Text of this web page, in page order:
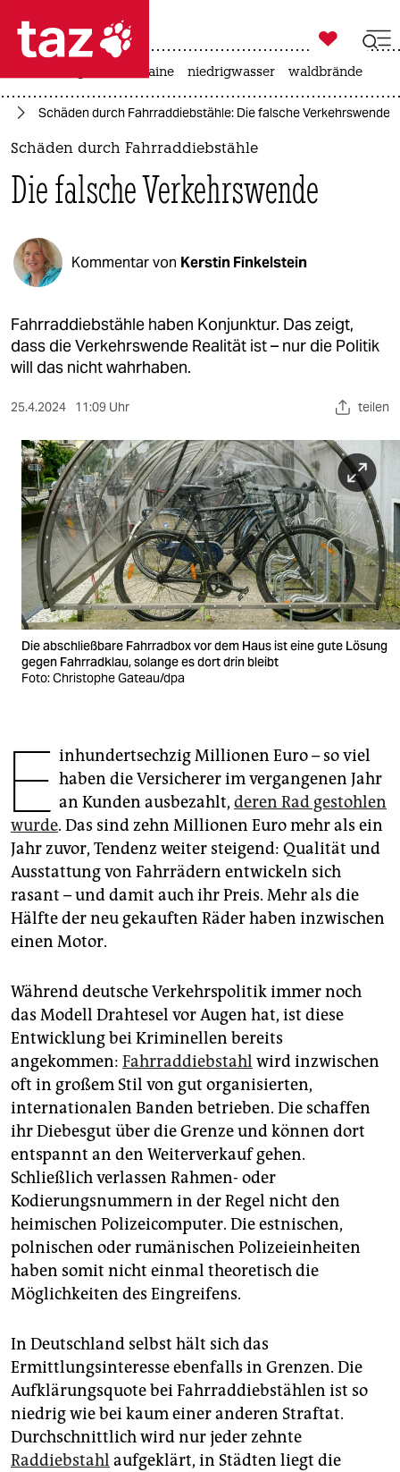
 taz zahl ich
taz zahl ich
politik
öko
gesellschaft
kultur
sport
berlin
nord
wahrheit
verlag
verlag
veranstaltungen
shop
fragen & hilfe
genossenschaft
epaper login

taz zahl ich
krieg in der ukraine niedrigwasser waldbrände
Schäden durch Fahrraddiebstähle: Die falsche Verkehrswende
Schäden durch Fahrraddiebstähle
Die falsche Verkehrswende
Kommentar von Kerstin Finkelstein
Fahrraddiebstähle haben Konjunktur. Das zeigt,
dass die Verkehrswende Realität ist – nur die Politik
will das nicht wahrhaben.
25.4.2024 11:09 Uhr teilen
Die abschließbare Fahrradbox vor dem Haus ist eine gute Lösung
gegen Fahrradklau, solange es dort drin bleibt
Foto: Christophe Gateau/dpa
E inhundertsechzig Millionen Euro – so viel
haben die Versicherer im vergangenen Jahr
an Kunden ausbezahlt, deren Rad gestohlen
wurde. Das sind zehn Millionen Euro mehr als ein
Jahr zuvor, Tendenz weiter steigend: Qualität und
Ausstattung von Fahrrädern entwickeln sich
rasant – und damit auch ihr Preis. Mehr als die
Hälfte der neu gekauften Räder haben inzwischen
einen Motor.
Während deutsche Verkehrspolitik immer noch
das Modell Drahtesel vor Augen hat, ist diese
Entwicklung bei Kriminellen bereits
angekommen: Fahrraddiebstahl wird inzwischen
oft in großem Stil von gut organisierten,
internationalen Banden betrieben. Die schaffen
ihr Diebesgut über die Grenze und können dort
entspannt an den Weiterverkauf gehen.
Schließlich verlassen Rahmen- oder
Kodierungsnummern in der Regel nicht den
heimischen Polizeicomputer. Die estnischen,
polnischen oder rumänischen Polizeieinheiten
haben somit nicht einmal theoretisch die
Möglichkeiten des Eingreifens.
In Deutschland selbst hält sich das
Ermittlungsinteresse ebenfalls in Grenzen. Die
Aufklärungsquote bei Fahrraddiebstählen ist so
niedrig wie bei kaum einer anderen Straftat.
Durchschnittlich wird nur jeder zehnte
Raddiebstahl aufgeklärt, in Städten liegt die